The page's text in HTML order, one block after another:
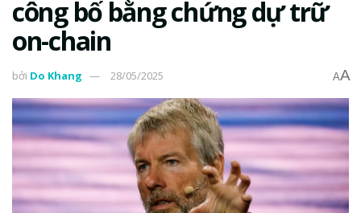
công bố bằng chứng dự trữ
on-chain
bởi Do Khang 28/05/2025 AA